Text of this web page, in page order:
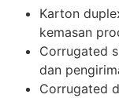
Karton
kemasan
Corrugated
dan
Corrugated